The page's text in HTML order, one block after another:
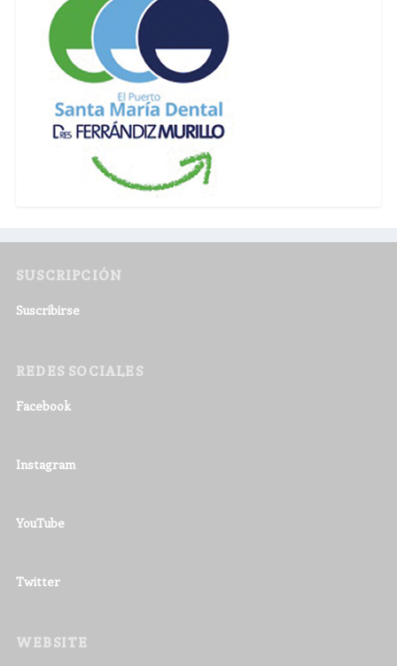
SUSCRIPCIÓN
Suscribirse
REDES SOCIALES
Facebook
Instagram
YouTube
Twitter
WEBSITE